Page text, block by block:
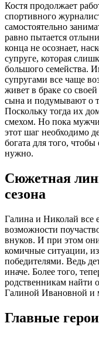
Костя продолжает
спортивного
самостоятельно
равно пытается
конца не осознает,
супруге, которая
большого семейства.
супругами все чаще
живет в браке со
сына и подумывают о
Поскольку тогда их
смехом. Но пока
этот шаг необходимо
богата для того,
нужно.
Сюжетная
сезона
Галина и Николай все
возможности
внуков. И при этом
комичные ситуации,
победителями. Ведь
иначе. Более того,
родственникам найти
Галиной Ивановной и
Главные герои